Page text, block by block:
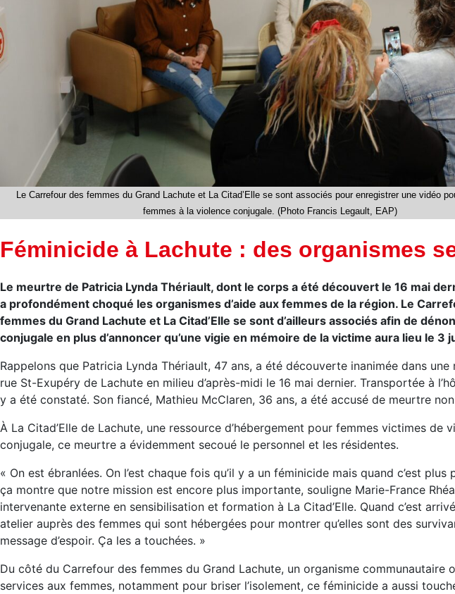
Le Carrefour des femmes du Grand Lachute et La Citad’Elle se sont associés pour enregistrer une vidéo
femmes à la violence conjugale. (Photo Francis Legault, EAP)
Féminicide à Lachute : des organismes
Le meurtre de Patricia Lynda Thériault, dont le corps a été découvert le 16 mai
a profondément choqué les organismes d’aide aux femmes de la région. Le
femmes du Grand Lachute et La Citad’Elle se sont d’ailleurs associés afin de
conjugale en plus d’annoncer qu’une vigie en mémoire de la victime aura lieu le 3
Rappelons que Patricia Lynda Thériault, 47 ans, a été découverte inanimée dans une
rue St-Exupéry de Lachute en milieu d’après-midi le 16 mai dernier. Transportée à
y a été constaté. Son fiancé, Mathieu McClaren, 36 ans, a été accusé de meurtre
À La Citad’Elle de Lachute, une ressource d’hébergement pour femmes victimes de
conjugale, ce meurtre a évidemment secoué le personnel et les résidentes.
« On est ébranlées. On l’est chaque fois qu’il y a un féminicide mais quand c’est plus
ça montre que notre mission est encore plus importante, souligne Marie-France
intervenante externe en sensibilisation et formation à La Citad’Elle. Quand c’est
atelier auprès des femmes qui sont hébergées pour montrer qu’elles sont des
message d’espoir. Ça les a touchées. »
Du côté du Carrefour des femmes du Grand Lachute, un organisme communautaire
services aux femmes, notamment pour briser l’isolement, ce féminicide a aussi